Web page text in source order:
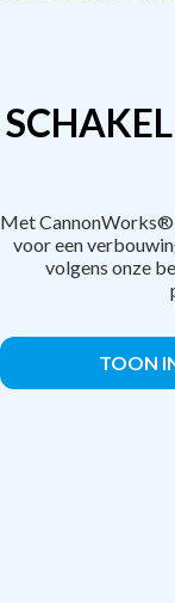
Met CannonWorks®
voor een
volgens onze
TOON